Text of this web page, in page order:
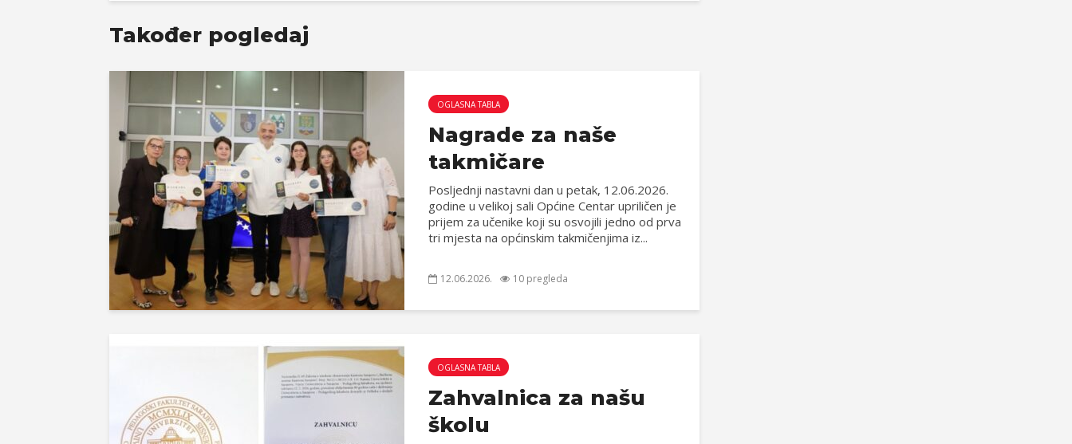
Također pogledaj
OGLASNA TABLA
Nagrade za naše
takmičare
Posljednji nastavni dan u petak, 12.06.2026.
godine u velikoj sali Općine Centar upriličen je
prijem za učenike koji su osvojili jedno od prva
tri mjesta na općinskim takmičenjima iz...
12.06.2026. 10 pregleda
OGLASNA TABLA
Zahvalnica za našu
školu